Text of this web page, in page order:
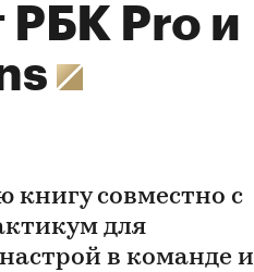
РБК Pro и
книгу совместно с
для
в команде и